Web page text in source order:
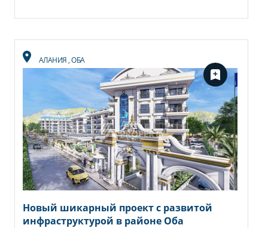
АЛАНИЯ,ОБА
Новый шикарный проект с развитой
инфраструктурой в районе Оба